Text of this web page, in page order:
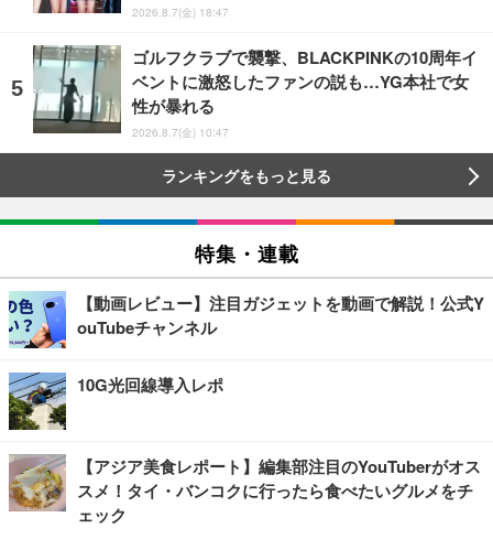
2026.8.7(金) 18:47
ゴルフクラブで襲撃、BLACKPINKの10周年イ
ベントに激怒したファンの説も…YG本社で女
性が暴れる
2026.8.7(金) 10:47
ランキングをもっと見る
特集・連載
【動画レビュー】注目ガジェットを動画で解説！公式Y
ouTubeチャンネル
10G光回線導入レポ
【アジア美食レポート】編集部注目のYouTuberがオス
スメ！タイ・バンコクに行ったら食べたいグルメをチ
ェック